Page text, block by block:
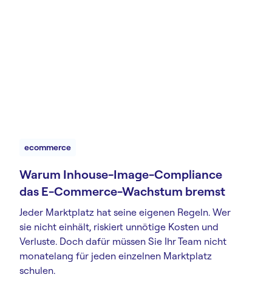
ecommerce
Warum Inhouse-Image-Compliance
das E-Commerce-Wachstum bremst
Jeder Marktplatz hat seine eigenen Regeln. Wer
sie nicht einhält, riskiert unnötige Kosten und
Verluste. Doch dafür müssen Sie Ihr Team nicht
monatelang für jeden einzelnen Marktplatz
schulen.